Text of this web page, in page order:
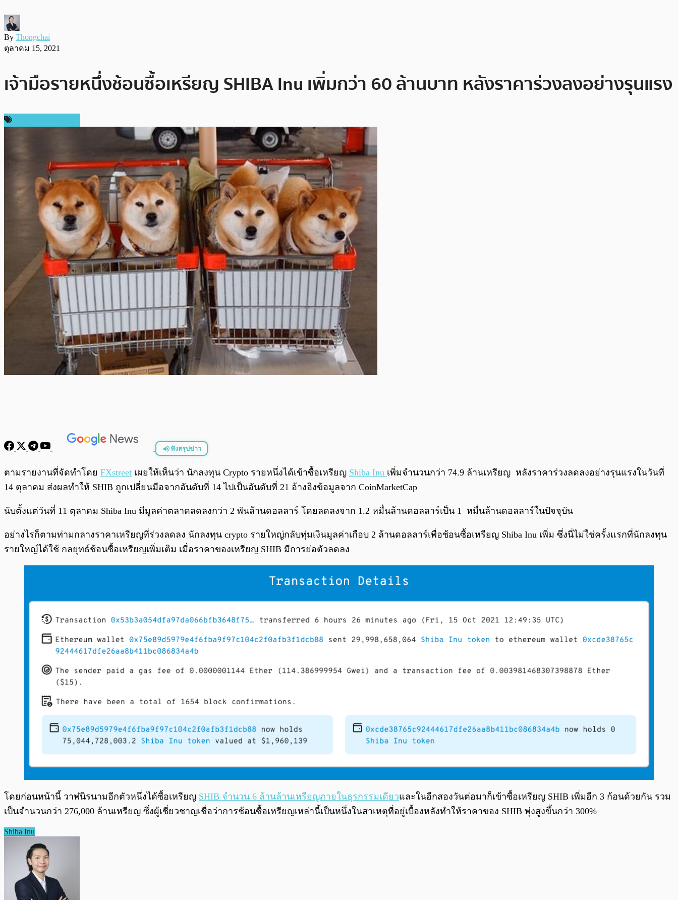
By Thongchai
ตุลาคม 15, 2021
เจ้ามือรายหนึ่งช้อนซื้อเหรียญ SHIBA Inu เพิ่มกว่า 60 ล้านบาท หลังราคาร่วงลงอย่างรุนแรง
ฟังสรุปข่าว
พร้อมเล่น 0:00
ตามรายงานที่จัดทำโดย FXstreet เผยให้เห็นว่า นักลงทุน Crypto รายหนึ่งได้เข้าซื้อเหรียญ Shiba Inu เพิ่มจำนวนกว่า 74.9 ล้านเหรียญ หลังราคาร่วงลดลงอย่างรุนแรงในวันที่
14 ตุลาคม ส่งผลทำให้ SHIB ถูกเปลี่ยนมือจากอันดับที่ 14 ไปเป็นอันดับที่ 21 อ้างอิงข้อมูลจาก CoinMarketCap
นับตั้งแต่วันที่ 11 ตุลาคม Shiba Inu มีมูลค่าตลาดลดลงกว่า 2 พันล้านดอลลาร์ โดยลดลงจาก 1.2 หมื่นล้านดอลลาร์เป็น 1 หมื่นล้านดอลลาร์ในปัจจุบัน
อย่างไรก็ตามท่ามกลางราคาเหรียญที่ร่วงลดลง นักลงทุน crypto รายใหญ่กลับทุ่มเงินมูลค่าเกือบ 2 ล้านดอลลาร์เพื่อช้อนซื้อเหรียญ Shiba Inu เพิ่ม ซึ่งนี่ไม่ใช่ครั้งแรกที่นักลงทุน
รายใหญ่ได้ใช้ กลยุทธ์ช้อนซื้อเหรียญเพิ่มเติม เมื่อราคาของเหรียญ SHIB มีการย่อตัวลดลง
โดยก่อนหน้านี้ วาฬนิรนามอีกตัวหนึ่งได้ซื้อเหรียญ SHIB จำนวน 6 ล้านล้านเหรียญภายในธุรกรรมเดียวและในอีกสองวันต่อมาก็เข้าซื้อเหรียญ SHIB เพิ่มอีก 3 ก้อนด้วยกัน รวม
เป็นจำนวนกว่า 276,000 ล้านเหรียญ ซึ่งผู้เชี่ยวชาญเชื่อว่าการช้อนซื้อเหรียญเหล่านี้เป็นหนึ่งในสาเหตุที่อยู่เบื้องหลังทำให้ราคาของ SHIB พุ่งสูงขึ้นกว่า 300%
Shiba Inu